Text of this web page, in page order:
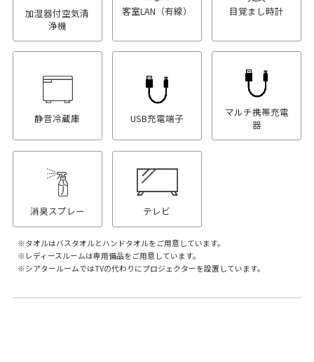
加湿器付空気清
浄機
客室LAN（有線） 目覚まし時計
静音冷蔵庫 USB充電端子
マルチ携帯充電
器
消臭スプレー テレビ
タオルはバスタオルとハンドタオルをご用意しています。
レディースルームは専用備品をご用意しています。
シアタールームではTVの代わりにプロジェクターを設置しています。